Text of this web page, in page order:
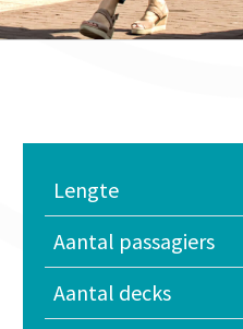
Lengte
Aantal passagiers
Aantal decks